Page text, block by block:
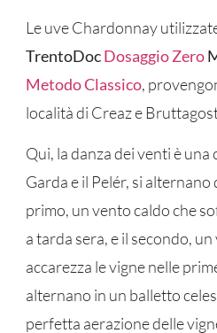
Le uve Chardonnay
TrentoDocDosaggio Zero
Metodo Classico,
località di Creaz e
Qui, la danza dei venti è una
Garda e il Pelér, si
primo, un vento caldo che
a tarda sera, e il secondo,
accarezza le vigne nelle
alternano in un balletto
perfetta aerazione delle